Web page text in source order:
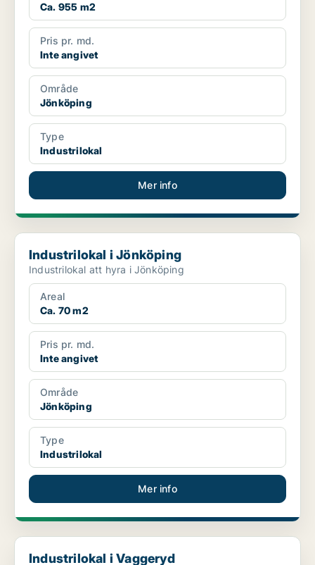
Ca. 955 m2
Pris pr. md.
Inte angivet
Område
Jönköping
Type
Industrilokal
Mer info
Industrilokal i Jönköping
Industrilokal i Jönköping
Industrilokal att hyra i Jönköping
Areal
Ca. 70 m2
Pris pr. md.
Inte angivet
Område
Jönköping
Type
Industrilokal
Mer info
Industrilokal i Vaggeryd
Industrilokal i Vaggeryd